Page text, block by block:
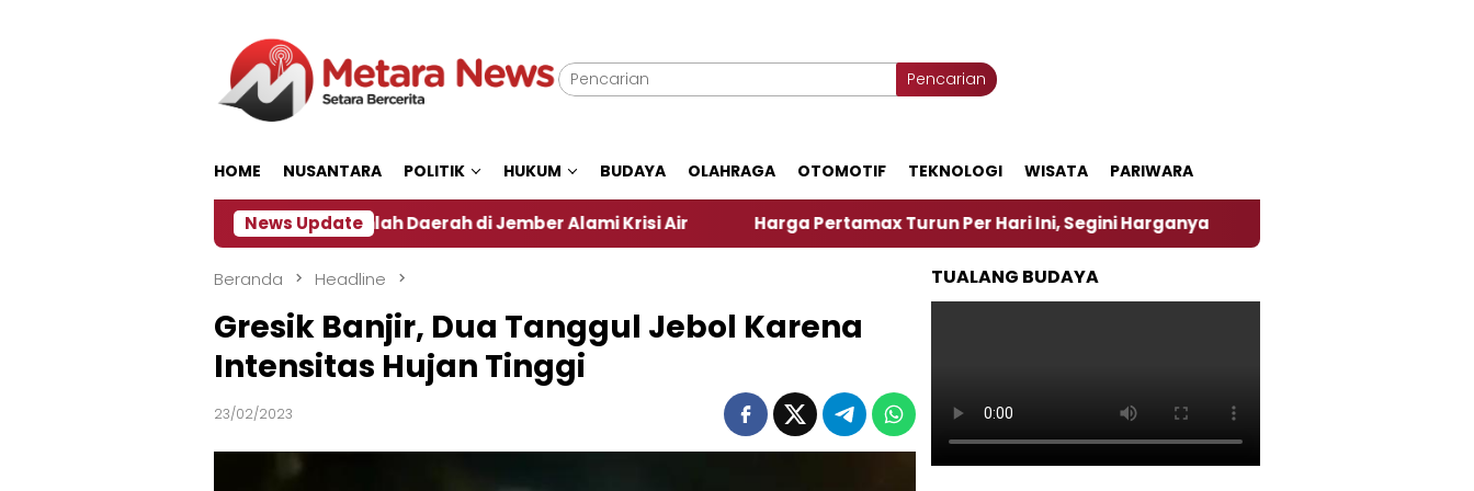
Pencarian
HOME NUSANTARA POLITIK HUKUM BUDAYA OLAHRAGA OTOMOTIF TEKNOLOGI WISATA PARIWARA
News Update
El Nino, Sejumlah Daerah di Jember Alami Krisi Air Harga Pertamax Turun Per Hari Ini, Segini Harganya ‎Nasirun Maestro Lukis Pemadu Tradisi
Beranda Headline
Gresik Banjir, Dua Tanggul Jebol Karena
Intensitas Hujan Tinggi
23/02/2023
TUALANG BUDAYA